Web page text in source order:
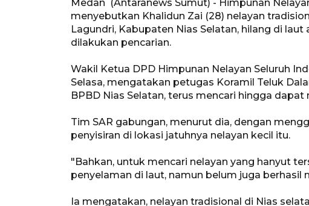
Medan (Antaranews Sumut) - Himpunan
menyebutkan Khalidun Zai (28) nelayan
Lagundri, Kabupaten Nias Selatan, hilang di
dilakukan pencarian.
Wakil Ketua DPD Himpunan Nelayan Seluruh
Selasa, mengatakan petugas Koramil Teluk
BPBD Nias Selatan, terus mencari hingga dapat
Tim SAR gabungan, menurut dia, dengan
penyisiran di lokasi jatuhnya nelayan kecil itu.
"Bahkan, untuk mencari nelayan yang hanyut
penyelaman di laut, namun belum juga berhasil
Ia mengatakan, nelayan tradisional di Nias